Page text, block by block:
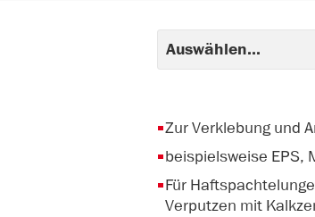
Zur Verklebung und
beispielsweise EPS,
Für
Verputzen mit